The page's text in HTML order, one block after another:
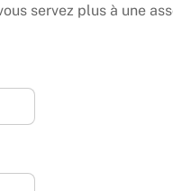
servez plus à une